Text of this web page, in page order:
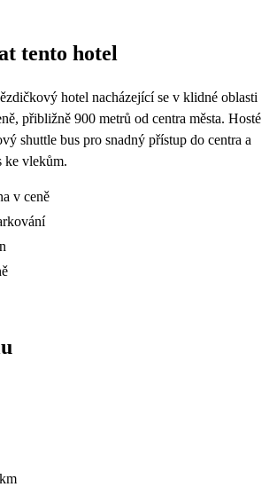
tento hotel
hotel nacházející se v klidné oblasti
přibližně 900 metrů od centra města. Hosté
shuttle bus pro snadný přístup do centra a
ke vlekům.
v ceně